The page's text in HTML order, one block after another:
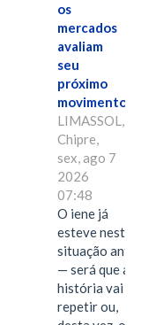
os
mercados
avaliam
seu
próximo
movimento.
LIMASSOL,
Chipre,
sex, ago 7
2026
07:48
O iene já
esteve nesta
situação antes
— será que a
história vai se
repetir ou,